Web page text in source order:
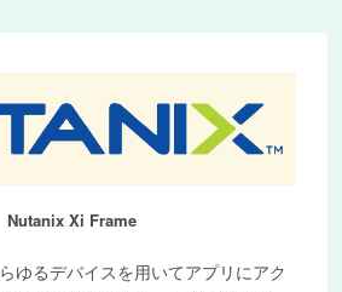
Nutanix Xi Frame
ゆるデバイスを用いてアプリにアク